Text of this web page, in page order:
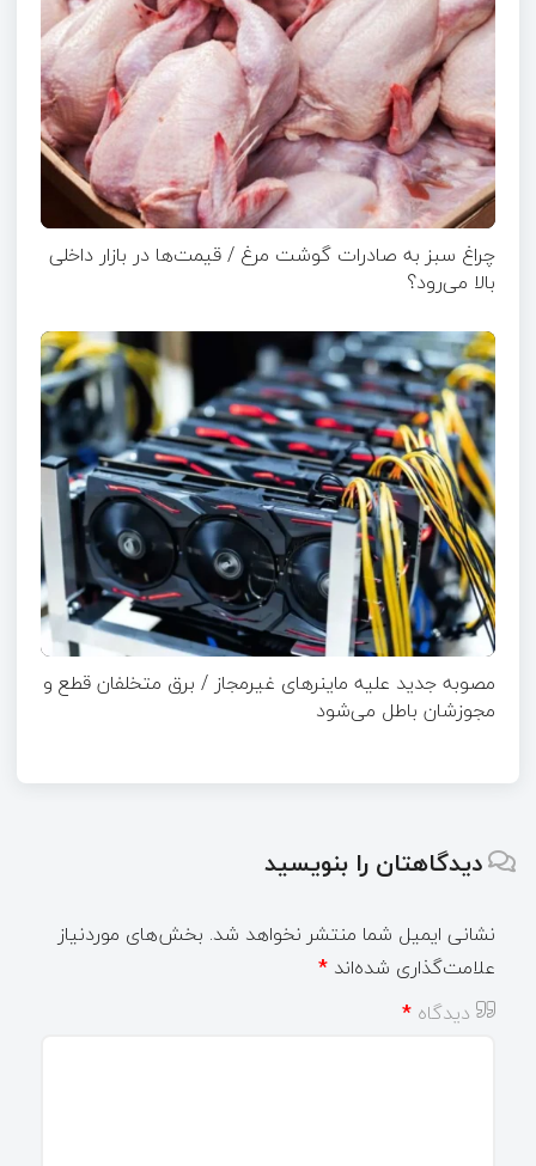
چراغ سبز به صادرات گوشت مرغ / قیمت‌ها در بازار داخلی
بالا می‌رود؟
مصوبه جدید علیه ماینرهای غیرمجاز / برق متخلفان قطع و
مجوزشان باطل می‌شود
دیدگاهتان را بنویسید
نشانی ایمیل شما منتشر نخواهد شد. بخش‌های موردنیاز
علامت‌گذاری شده‌اند *
دیدگاه *